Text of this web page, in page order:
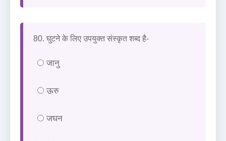
80. घुटने के लिए उपयुक्त संस्कृत शब्द है-
जानु
ऊरु
जघन